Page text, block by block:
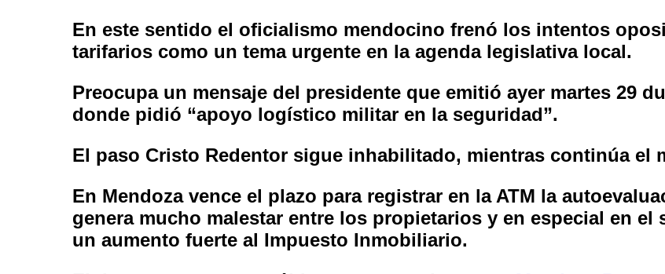
En este sentido el oficialismo mendocino frenó los intentos
tarifarios como un tema urgente en la agenda legislativa local.
Preocupa un mensaje del presidente que emitió ayer martes 29
donde pidió “apoyo logístico militar en la seguridad”.
El paso Cristo Redentor sigue inhabilitado, mientras continúa el
En Mendoza vence el plazo para registrar en la ATM la
genera mucho malestar entre los propietarios y en especial en
un aumento fuerte al Impuesto Inmobiliario.